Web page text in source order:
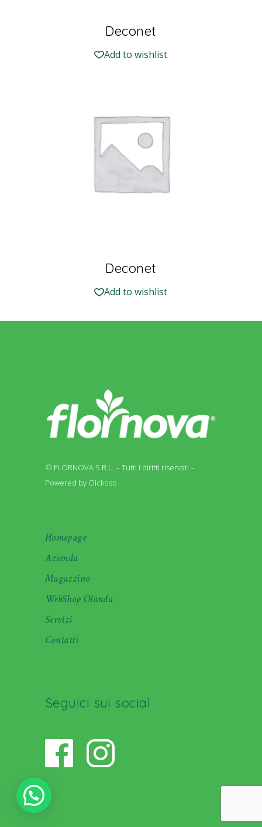
Deconet
Add to wishlist
Deconet
Add to wishlist
© FLORNOVA S.R.L. – Tutti i diritti riservati –
Powered by Clickoso
Homepage
Azienda
Magazzino
WebShop Olanda
Servizi
Contatti
Seguici sui social